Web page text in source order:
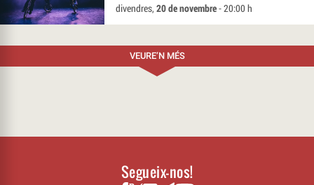
divendres,20 de novembre- 20:00 h
VEURE’N MÉS
Segueix-nos!